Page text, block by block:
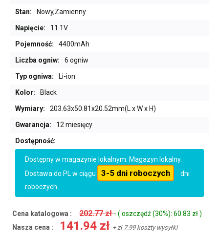
Stan: Nowy,Zamienny
Napięcie: 11.1V
Pojemność: 4400mAh
Liczba ogniw: 6 ogniw
Typ ogniwa: Li-ion
Kolor: Black
Wymiary: 203.63x50.81x20.52mm(L x W x H)
Gwarancja: 12 miesięcy
Dostępność:
Dostępny w magazynie lokalnym: Magazyn lokalny.
Dostawa do PL w ciągu
3-5 dni roboczych
dni
roboczych.
Cena katalogowa : 202.77 zł- ( oszczędź (30%): 60.83 zł )
Nasza cena :
141.94 zł + zł 7.99 koszty wysyłki